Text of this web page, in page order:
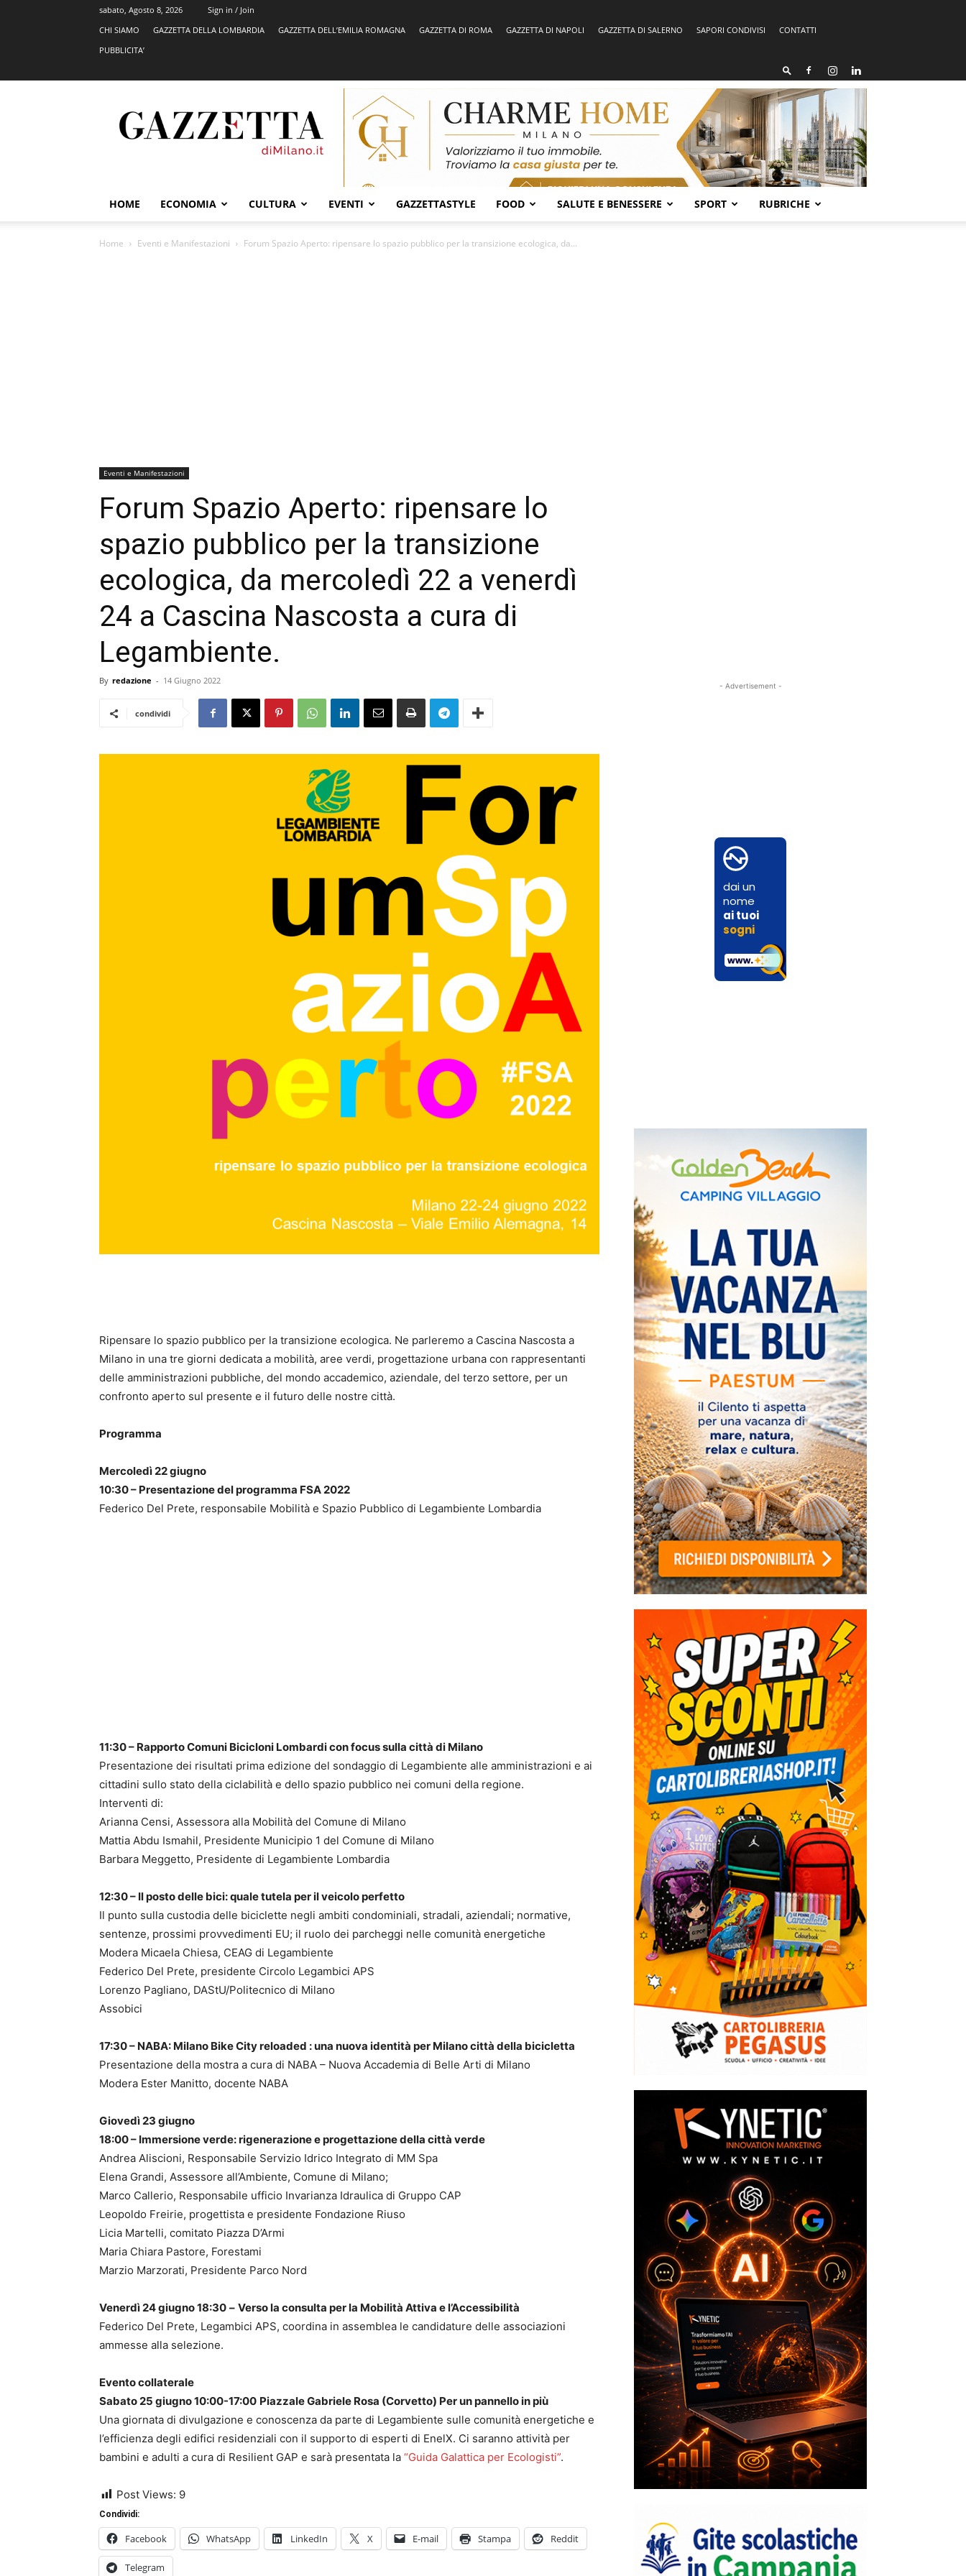
sabato, Agosto 8, 2026
Sign in / Join
CHI SIAMO
GAZZETTA DELLA LOMBARDIA GAZZETTA DELL’EMILIA ROMAGNA GAZZETTA DI ROMA GAZZETTA DI NAPOLI GAZZETTA DI SALERNO SAPORI CONDIVISI
CONTATTI
PUBBLICITA’
HOME ECONOMIA CULTURA EVENTI GAZZETTASTYLE FOOD SALUTE E BENESSERE SPORT RUBRICHE
Home Eventi e Manifestazioni Forum Spazio Aperto: ripensare lo spazio pubblico per la transizione ecologica, da...
Eventi e Manifestazioni
Forum Spazio Aperto: ripensare lo
spazio pubblico per la transizione
ecologica, da mercoledì 22 a venerdì
24 a Cascina Nascosta a cura di
Legambiente.
By redazione - 14 Giugno 2022
condividi
Ripensare lo spazio pubblico per la transizione ecologica. Ne parleremo a Cascina Nascosta a
Milano in una tre giorni dedicata a mobilità, aree verdi, progettazione urbana con rappresentanti
delle amministrazioni pubbliche, del mondo accademico, aziendale, del terzo settore, per un
confronto aperto sul presente e il futuro delle nostre città.
Programma
Mercoledì 22 giugno
10:30 – Presentazione del programma FSA 2022
Federico Del Prete, responsabile Mobilità e Spazio Pubblico di Legambiente Lombardia
11:30 – Rapporto Comuni Bicicloni Lombardi con focus sulla città di Milano
Presentazione dei risultati prima edizione del sondaggio di Legambiente alle amministrazioni e ai
cittadini sullo stato della ciclabilità e dello spazio pubblico nei comuni della regione.
Interventi di:
Arianna Censi, Assessora alla Mobilità del Comune di Milano
Mattia Abdu Ismahil, Presidente Municipio 1 del Comune di Milano
Barbara Meggetto, Presidente di Legambiente Lombardia
12:30 – Il posto delle bici: quale tutela per il veicolo perfetto
Il punto sulla custodia delle biciclette negli ambiti condominiali, stradali, aziendali; normative,
sentenze, prossimi provvedimenti EU; il ruolo dei parcheggi nelle comunità energetiche
Modera Micaela Chiesa, CEAG di Legambiente
Federico Del Prete, presidente Circolo Legambici APS
Lorenzo Pagliano, DAStU/Politecnico di Milano
Assobici
17:30 – NABA: Milano Bike City reloaded : una nuova identità per Milano città della bicicletta
Presentazione della mostra a cura di NABA – Nuova Accademia di Belle Arti di Milano
Modera Ester Manitto, docente NABA
Giovedì 23 giugno
18:00 – Immersione verde: rigenerazione e progettazione della città verde
Andrea Aliscioni, Responsabile Servizio Idrico Integrato di MM Spa
Elena Grandi, Assessore all’Ambiente, Comune di Milano;
Marco Callerio, Responsabile ufficio Invarianza Idraulica di Gruppo CAP
Leopoldo Freirie, progettista e presidente Fondazione Riuso
Licia Martelli, comitato Piazza D’Armi
Maria Chiara Pastore, Forestami
Marzio Marzorati, Presidente Parco Nord
Venerdì 24 giugno 18:30 – Verso la consulta per la Mobilità Attiva e l’Accessibilità
Federico Del Prete, Legambici APS, coordina in assemblea le candidature delle associazioni
ammesse alla selezione.
Evento collaterale
Sabato 25 giugno 10:00-17:00 Piazzale Gabriele Rosa (Corvetto) Per un pannello in più
Una giornata di divulgazione e conoscenza da parte di Legambiente sulle comunità energetiche e
l’efficienza degli edifici residenziali con il supporto di esperti di EnelX. Ci saranno attività per
bambini e adulti a cura di Resilient GAP e sarà presentata la “Guida Galattica per Ecologisti”.
Post Views: 9
Condividi:
Facebook WhatsApp LinkedIn X E-mail Stampa Reddit
Telegram
- Advertisement -